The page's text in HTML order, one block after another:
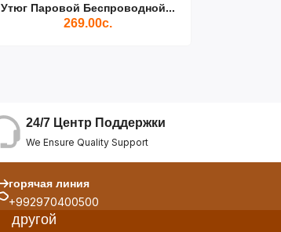
Утюг Паровой Беспроводной...
269.00с.
24/7 Центр Поддержки
We Ensure Quality Support
горячая линия
+992970400500
другой